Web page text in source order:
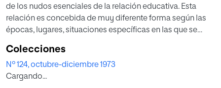
de los nudos esenciales de la relación educativa. Esta
relación es concebida de muy diferente forma según las
épocas, lugares, situaciones específicas en las que se
la situación. Si la preocupación por la persona del
educador ha sido, y sigue siendo constante en la
pedagogía, no es menos cierto que siempre ha
Colecciones
Nº 124, octubre-diciembre 1973
Cargando...